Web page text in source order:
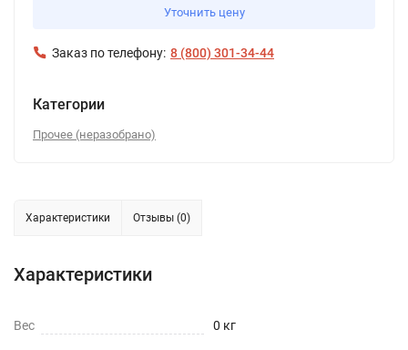
Уточнить цену
Заказ по телефону: 8 (800) 301-34-44
Категории
Прочее (неразобрано)
Характеристики Отзывы (0)
Характеристики
Вес 0 кг